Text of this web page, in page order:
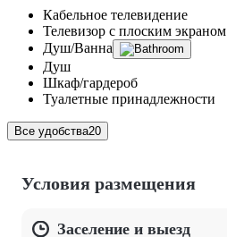
Кабельное телевидение
Телевизор с плоским экраном
Душ/Ванна
Душ
Шкаф/гардероб
Туалетные принадлежности
Все удобства20
Условия размещения
Заселение и выезд